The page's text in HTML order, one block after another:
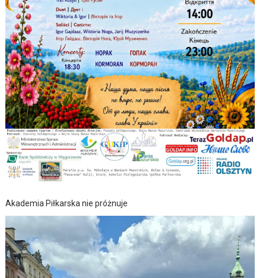
Akademia Piłkarska nie próżnuje